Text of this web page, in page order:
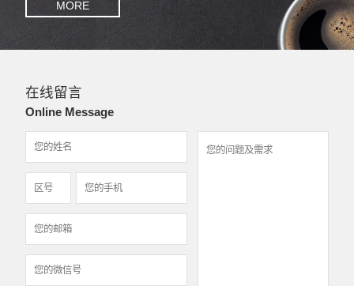
MORE
在线留言
Online Message